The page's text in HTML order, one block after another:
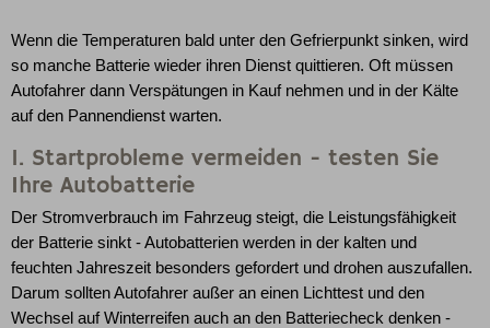
Wenn die Temperaturen bald unter den Gefrierpunkt sinken, wird
so manche Batterie wieder ihren Dienst quittieren. Oft müssen
Autofahrer dann Verspätungen in Kauf nehmen und in der Kälte
auf den Pannendienst warten.
1. Startprobleme vermeiden - testen Sie
Ihre Autobatterie
Der Stromverbrauch im Fahrzeug steigt, die Leistungsfähigkeit
der Batterie sinkt - Autobatterien werden in der kalten und
feuchten Jahreszeit besonders gefordert und drohen auszufallen.
Darum sollten Autofahrer außer an einen Lichttest und den
Wechsel auf Winterreifen auch an den Batteriecheck denken -